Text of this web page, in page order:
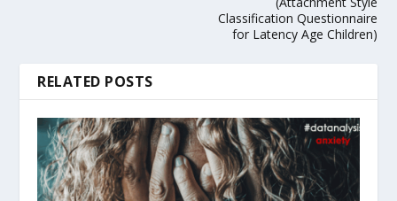
Classification Questionnaire
for Latency Age Children)
RELATED POSTS